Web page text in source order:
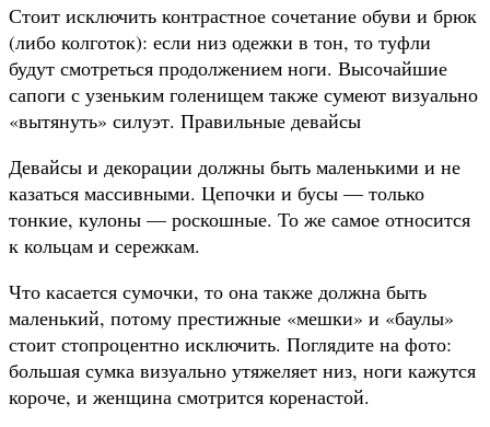
Стоит исключить контрастное сочетание обуви и брюк
(либо колготок): если низ одежки в тон, то туфли
будут смотреться продолжением ноги. Высочайшие
сапоги с узеньким голенищем также сумеют визуально
«вытянуть» силуэт. Правильные девайсы
Девайсы и декорации должны быть маленькими и не
казаться массивными. Цепочки и бусы — только
тонкие, кулоны — роскошные. То же самое относится
к кольцам и сережкам.
Что касается сумочки, то она также должна быть
маленький, потому престижные «мешки» и «баулы»
стоит стопроцентно исключить. Поглядите на фото:
большая сумка визуально утяжеляет низ, ноги кажутся
короче, и женщина смотрится коренастой.